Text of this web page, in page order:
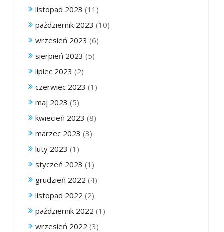
listopad 2023 (11)
październik 2023 (10)
wrzesień 2023 (6)
sierpień 2023 (5)
lipiec 2023 (2)
czerwiec 2023 (1)
maj 2023 (5)
kwiecień 2023 (8)
marzec 2023 (3)
luty 2023 (1)
styczeń 2023 (1)
grudzień 2022 (4)
listopad 2022 (2)
październik 2022 (1)
wrzesień 2022 (3)